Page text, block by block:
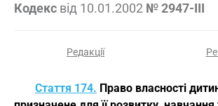
Кодекс від 10.01.2002 № 2947-III
Редакції
Стаття 174. Право власності